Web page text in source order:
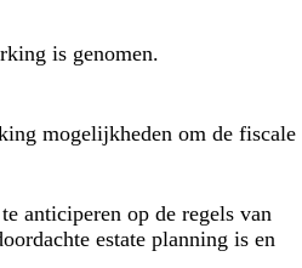
is genomen.
mogelijkheden om de fiscale
anticiperen op de regels van
estate planning is en